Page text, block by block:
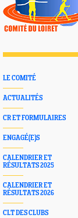
LE COMITÉ
ACTUALITÉS
CR ET FORMULAIRES
ENGAGÉ(E)S
CALENDRIER ET
RÉSULTATS 2025
CALENDRIER ET
RÉSULTATS 2026
CLT DES CLUBS